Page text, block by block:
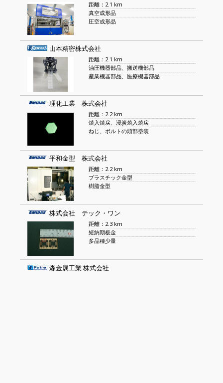
距離：2.1 km
真空成形品
圧空成形品
山本精密株式会社
距離：2.1 km
油圧機器部品、搬送機部品
産業機器部品、医療機器部品
理化工業 株式会社
距離：2.2 km
焼入焼戻、浸炭焼入焼戻
ねじ、ボルトの頭部塗装
平和金型 株式会社
距離：2.2 km
プラスチック金型
樹脂金型
株式会社 テック・ワン
距離：2.3 km
短納期板金
多品種少量
森金属工業 株式会社